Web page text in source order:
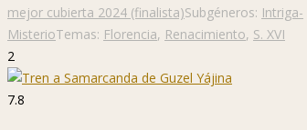
mejor cubierta 2024 (finalista)Subgéneros: Intriga-
MisterioTemas: Florencia, Renacimiento, S. XVI
2
7.8